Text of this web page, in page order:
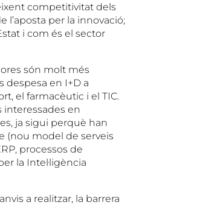
competitivitat dels
l’aposta per la innovació;
i com és el sector
són molt més
despesa en I+D a
el farmacèutic i el TIC.
interessades en
ja sigui perquè han
(nou model de serveis
processos de
la Intel·ligència
a realitzar, la barrera